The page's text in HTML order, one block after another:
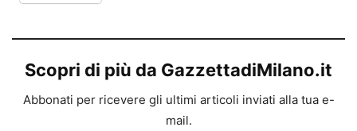
Scopri di più da GazzettadiMilano.it
Abbonati per ricevere gli ultimi articoli inviati alla tua e-
mail.